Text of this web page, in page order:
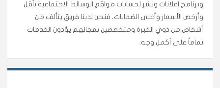
وبرنامج اعلانات ونشر لحسابات مواقع الوسائط الاجتماعية بأقل
وأرخص الأسعار وأعلى الضمانات، فنحن لدينا فريق يتألف من
أشخاص من ذوي الخبرة ومتخصصين بمجالهم يؤدون الخدمات
تماماً على أكمل وجه.